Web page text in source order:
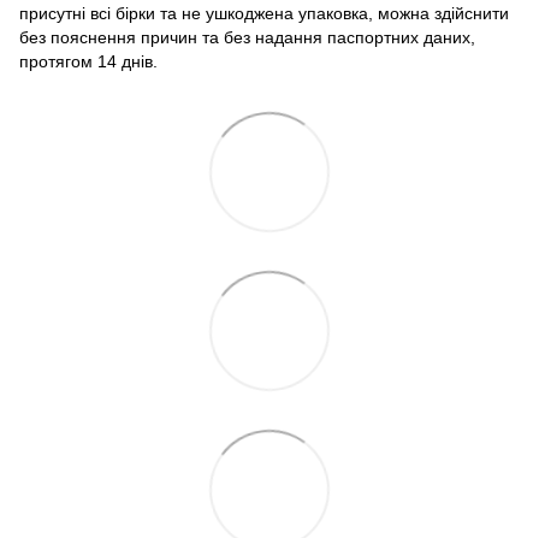
присутні всі бірки та не ушкоджена упаковка, можна здійснити
без пояснення причин та без надання паспортних даних,
протягом 14 днів.